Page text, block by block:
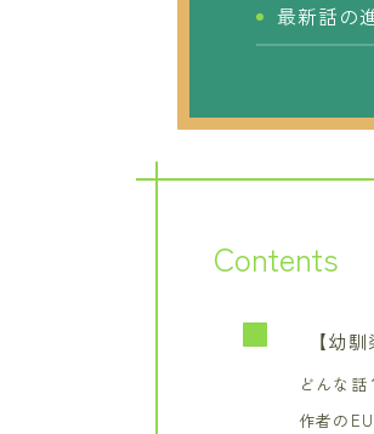
最新話の
Contents
【幼
どんな
作者の